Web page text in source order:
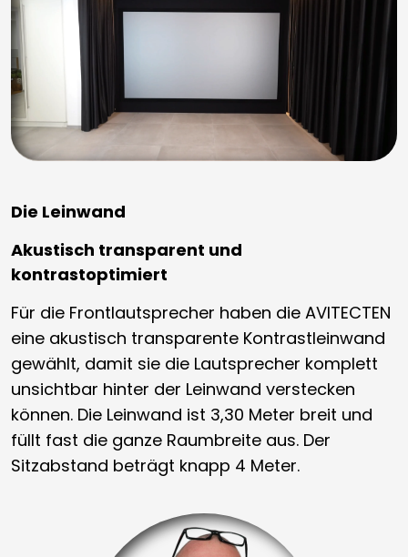
Die Leinwand
Akustisch transparent und
kontrastoptimiert
Für die Frontlautsprecher haben die AVITECTEN
eine akustisch transparente Kontrastleinwand
gewählt, damit sie die Lautsprecher komplett
unsichtbar hinter der Leinwand verstecken
können. Die Leinwand ist 3,30 Meter breit und
füllt fast die ganze Raumbreite aus. Der
Sitzabstand beträgt knapp 4 Meter.